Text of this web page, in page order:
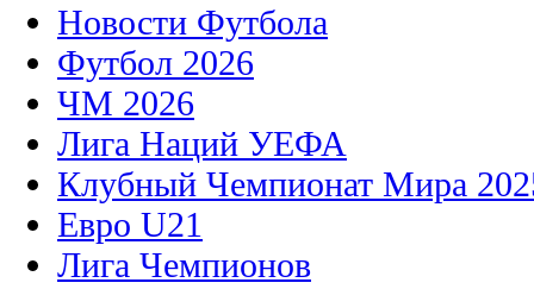
Новости Футбола
Футбол 2026
ЧМ 2026
Лига Наций УЕФА
Клубный Чемпионат Мира
Евро U21
Лига Чемпионов